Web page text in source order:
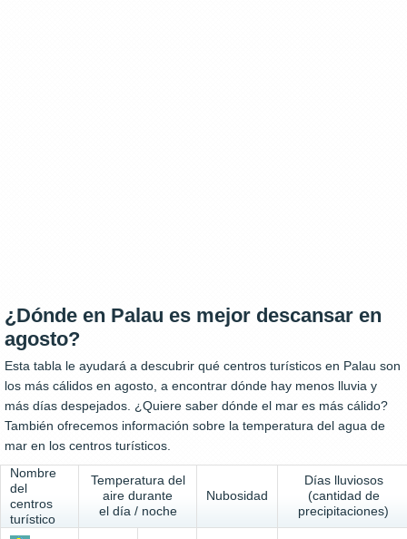
¿Dónde en Palau es mejor descansar en
agosto?
Esta tabla le ayudará a descubrir qué centros turísticos en Palau son
los más cálidos en agosto, a encontrar dónde hay menos lluvia y
más días despejados. ¿Quiere saber dónde el mar es más cálido?
También ofrecemos información sobre la temperatura del agua de
mar en los centros turísticos.
Nombre
del
centros
turístico
Temperatura del
aire durante
el día / noche
Nubosidad
Días lluviosos
(cantidad de
precipitaciones)